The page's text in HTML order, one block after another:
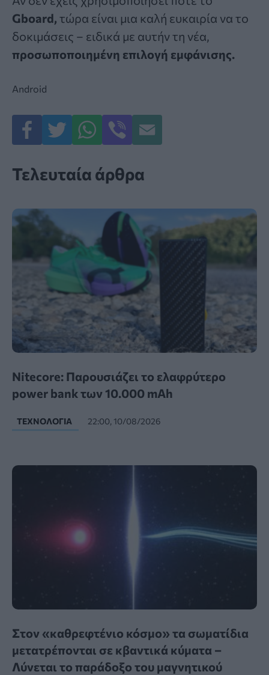
Gboard, τώρα είναι μια καλή ευκαιρία να το
δοκιμάσεις – ειδικά με αυτήν τη νέα,
προσωποποιημένη επιλογή εμφάνισης.
Android
Τελευταία άρθρα
Nitecore: Παρουσιάζει το ελαφρύτερο
power bank των 10.000 mAh
ΤΕΧΝΟΛΟΓΊΑ 22:00, 10/08/2026
Στον «καθρεφτένιο κόσμο» τα σωματίδια
μετατρέπονται σε κβαντικά κύματα –
Λύνεται το παράδοξο του μαγνητικού